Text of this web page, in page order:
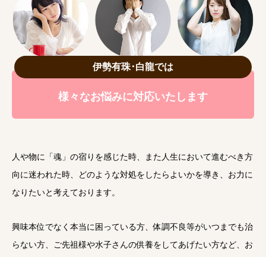
伊勢有珠･白龍では
様々なお悩みに対応いたします
人や物に「魂」の宿りを感じた時、また人生において進むべき方
向に迷われた時、どのような対処をしたらよいかを導き、お力に
なりたいと考えております。
興味本位でなく本当に困っている方、体調不良等がいつまでも治
らない方、ご先祖様や水子さんの供養をしてあげたい方など、お